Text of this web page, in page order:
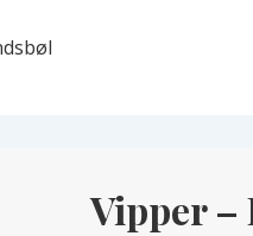
Vipper –